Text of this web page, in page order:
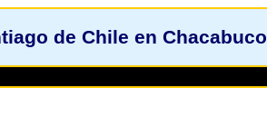
de Chile en Chacabuco